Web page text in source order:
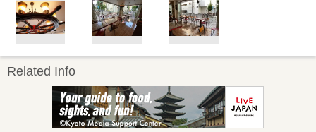
Related Info